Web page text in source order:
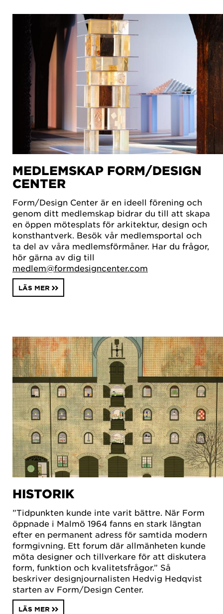
MEDLEMSKAP FORM/DESIGN
CENTER
Form/Design Center är en ideell förening och
genom ditt medlemskap bidrar du till att skapa
en öppen mötesplats för arkitektur, design och
konsthantverk. Besök vår medlemsportal och
ta del av våra medlemsförmåner. Har du frågor,
hör gärna av dig till
medlem@formdesigncenter.com
LÄS MER
HISTORIK
”Tidpunkten kunde inte varit bättre. När Form
öppnade i Malmö 1964 fanns en stark längtan
efter en permanent adress för samtida modern
formgivning. Ett forum där allmänheten kunde
möta designer och tillverkare för att diskutera
form, funktion och kvalitetsfrågor.” Så
beskriver designjournalisten Hedvig Hedqvist
starten av Form/Design Center.
LÄS MER